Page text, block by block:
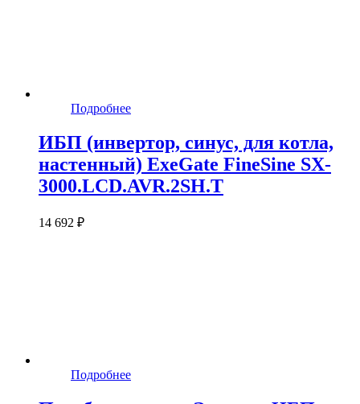
Подробнее
ИБП (инвертор, синус, для котла,
настенный) ExeGate FineSine SX-
3000.LCD.AVR.2SH.T
14 692 ₽
Подробнее